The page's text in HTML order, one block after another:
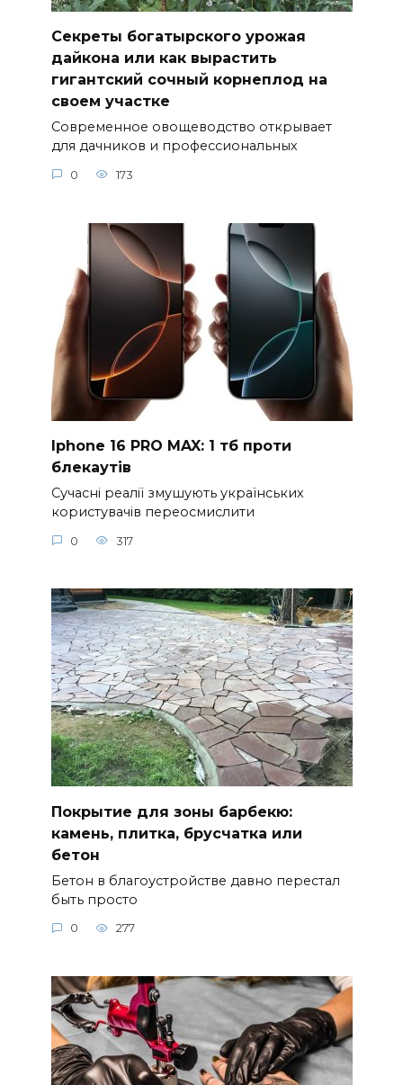
Секреты богатырского урожая
дайкона или как вырастить
гигантский сочный корнеплод на
своем участке
Современное овощеводство открывает
для дачников и профессиональных
0 173
Iphone 16 PRO MAX: 1 тб проти
блекаутів
Сучасні реалії змушують українських
користувачів переосмислити
0 317
Покрытие для зоны барбекю:
камень, плитка, брусчатка или
бетон
Бетон в благоустройстве давно перестал
быть просто
0 277